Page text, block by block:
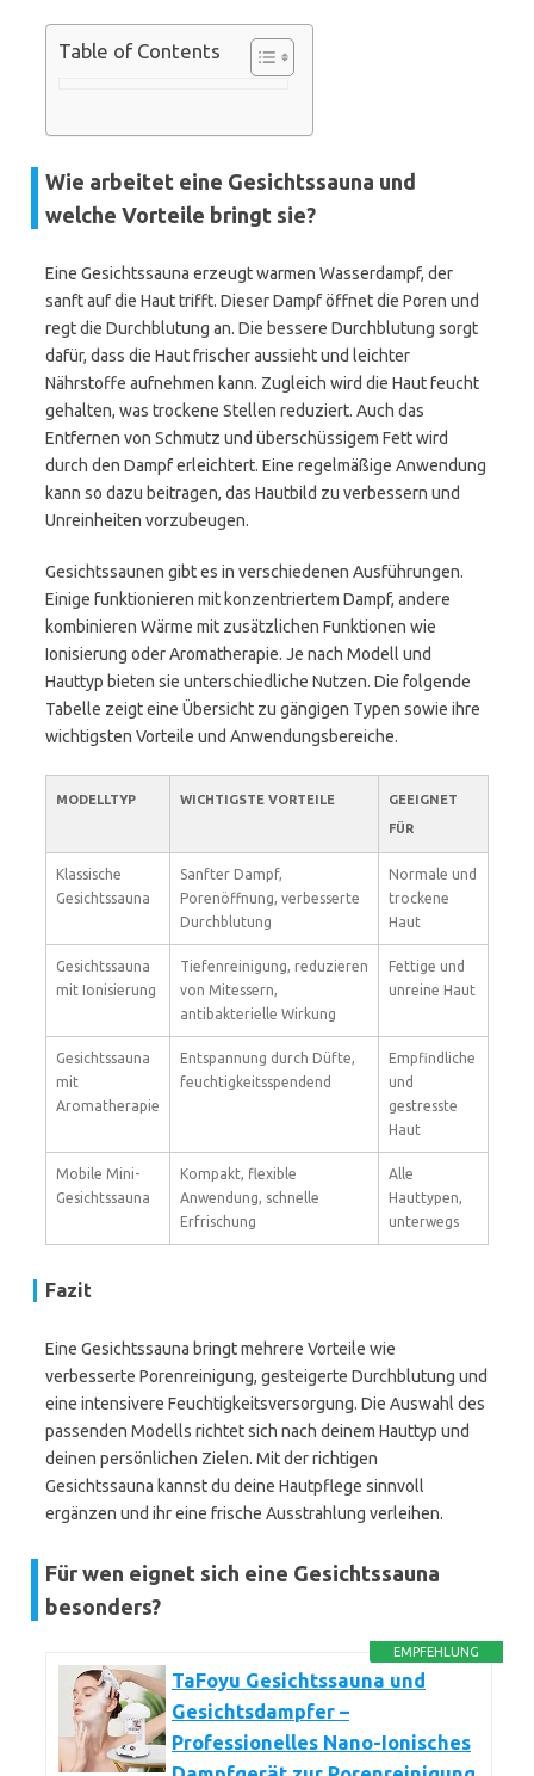
Table of Contents
Wie arbeitet eine Gesichtssauna und
welche Vorteile bringt sie?
Eine Gesichtssauna erzeugt warmen Wasserdampf, der
sanft auf die Haut trifft. Dieser Dampf öffnet die Poren und
regt die Durchblutung an. Die bessere Durchblutung sorgt
dafür, dass die Haut frischer aussieht und leichter
Nährstoffe aufnehmen kann. Zugleich wird die Haut feucht
gehalten, was trockene Stellen reduziert. Auch das
Entfernen von Schmutz und überschüssigem Fett wird
durch den Dampf erleichtert. Eine regelmäßige Anwendung
kann so dazu beitragen, das Hautbild zu verbessern und
Unreinheiten vorzubeugen.
Gesichtssaunen gibt es in verschiedenen Ausführungen.
Einige funktionieren mit konzentriertem Dampf, andere
kombinieren Wärme mit zusätzlichen Funktionen wie
Ionisierung oder Aromatherapie. Je nach Modell und
Hauttyp bieten sie unterschiedliche Nutzen. Die folgende
Tabelle zeigt eine Übersicht zu gängigen Typen sowie ihre
wichtigsten Vorteile und Anwendungsbereiche.
MODELLTYP WICHTIGSTE VORTEILE
GEEIGNET
FÜR
Klassische
Gesichtssauna
Sanfter Dampf,
Porenöffnung, verbesserte
Durchblutung
Normale und
trockene
Haut
Gesichtssauna
mit Ionisierung
Tiefenreinigung, reduzieren
von Mitessern,
antibakterielle Wirkung
Fettige und
unreine Haut
Gesichtssauna
mit
Aromatherapie
Entspannung durch Düfte,
feuchtigkeitsspendend
Empfindliche
und
gestresste
Haut
Mobile Mini-
Gesichtssauna
Kompakt, flexible
Anwendung, schnelle
Erfrischung
Alle
Hauttypen,
unterwegs
Fazit
Eine Gesichtssauna bringt mehrere Vorteile wie
verbesserte Porenreinigung, gesteigerte Durchblutung und
eine intensivere Feuchtigkeitsversorgung. Die Auswahl des
passenden Modells richtet sich nach deinem Hauttyp und
deinen persönlichen Zielen. Mit der richtigen
Gesichtssauna kannst du deine Hautpflege sinnvoll
ergänzen und ihr eine frische Ausstrahlung verleihen.
Für wen eignet sich eine Gesichtssauna
besonders?
EMPFEHLUNG
TaFoyu Gesichtssauna und
Gesichtsdampfer –
Professionelles Nano-Ionisches